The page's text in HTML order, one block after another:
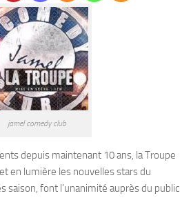
jamel comedy club
depuis maintenant 10 ans, la Troupe
en lumière les nouvelles stars du
saison, font l’unanimité auprès du public